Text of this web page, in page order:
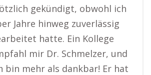
gekündigt, obwohl ich
Jahre hinweg zuverlässig
hatte. Ein Kollege
mir Dr. Schmelzer, und
bin mehr als dankbar! Er hat